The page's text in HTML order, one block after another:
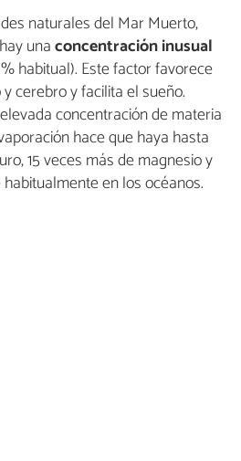
naturales del Mar Muerto,
unaconcentración inusual
habitual). Este factor favorece
cerebro y facilita el sueño.
concentración de materia
hace que haya hasta
15 veces más de magnesio y
en los océanos.